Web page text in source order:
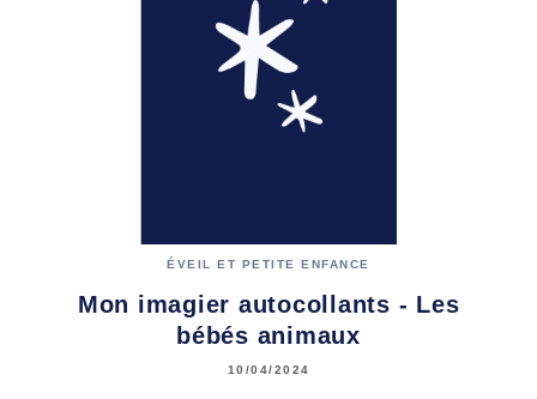
ÉVEIL ET PETITE ENFANCE
Mon imagier autocollants - Les
bébés animaux
10/04/2024